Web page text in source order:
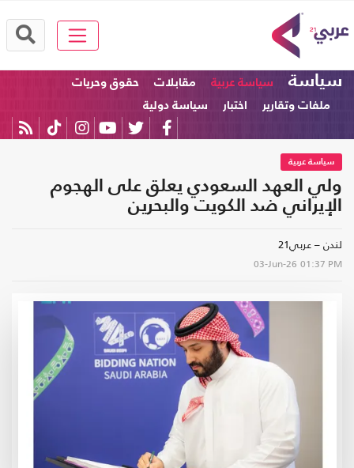
سياسة سياسة عربية مقابلات
حقوق وحريات
ملفات وتقارير
اختبار سياسة دولية
سياسة عربية
ولي العهد السعودي يعلق على الهجوم
الإيراني ضد الكويت والبحرين
لندن – عربي21
03-Jun-26 01:37 PM